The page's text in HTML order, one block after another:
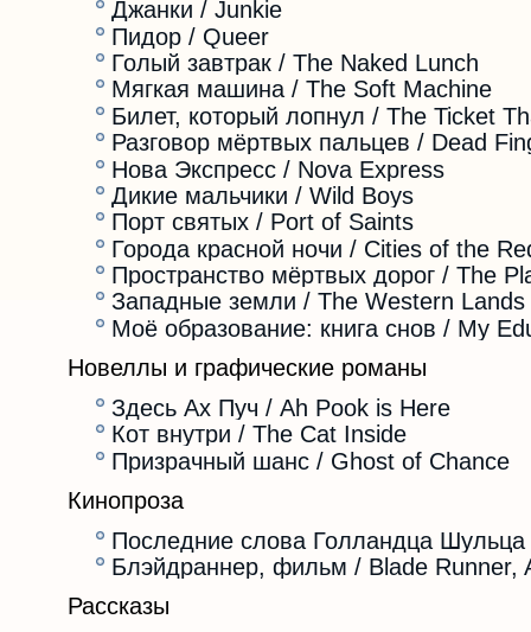
Джанки / Junkie
Пидор / Queer
Голый завтрак / The Naked Lunch
Мягкая машина / The Soft Machine
Билет, который лопнул / The Ticket
Разговор мёртвых пальцев / Dead
Нова Экспресс / Nova Express
Дикие мальчики / Wild Boys
Порт святых / Port of Saints
Города красной ночи / Cities of the
Пространство мёртвых дорог / The
Западные земли / The Western Lands
Моё образование: книга снов / My
Новеллы и графические романы
Здесь Ах Пуч / Ah Pook is Here
Кот внутри / The Cat Inside
Призрачный шанс / Ghost of Chance
Кинопроза
Последние слова Голландца
Блэйдраннер, фильм / Blade Runner,
Рассказы